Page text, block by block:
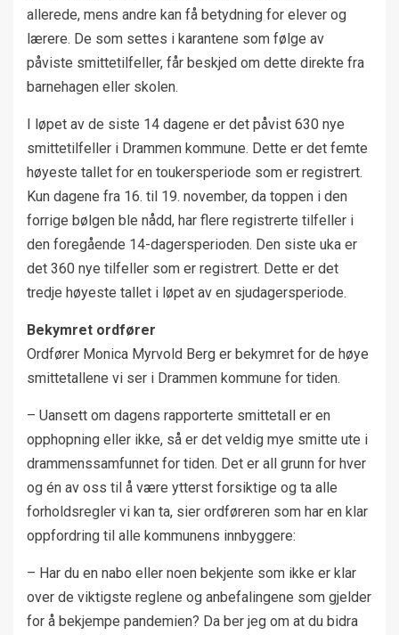
allerede, mens andre kan få betydning for elever og
lærere. De som settes i karantene som følge av
påviste smittetilfeller, får beskjed om dette direkte fra
barnehagen eller skolen.
I løpet av de siste 14 dagene er det påvist 630 nye
smittetilfeller i Drammen kommune. Dette er det femte
høyeste tallet for en toukersperiode som er registrert.
Kun dagene fra 16. til 19. november, da toppen i den
forrige bølgen ble nådd, har flere registrerte tilfeller i
den foregående 14-dagersperioden. Den siste uka er
det 360 nye tilfeller som er registrert. Dette er det
tredje høyeste tallet i løpet av en sjudagersperiode.
Bekymret ordfører
Ordfører Monica Myrvold Berg er bekymret for de høye
smittetallene vi ser i Drammen kommune for tiden.
– Uansett om dagens rapporterte smittetall er en
opphopning eller ikke, så er det veldig mye smitte ute i
drammenssamfunnet for tiden. Det er all grunn for hver
og én av oss til å være ytterst forsiktige og ta alle
forholdsregler vi kan ta, sier ordføreren som har en klar
oppfordring til alle kommunens innbyggere:
– Har du en nabo eller noen bekjente som ikke er klar
over de viktigste reglene og anbefalingene som gjelder
for å bekjempe pandemien? Da ber jeg om at du bidra